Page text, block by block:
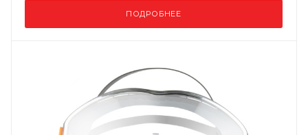
ПОДРОБНЕЕ